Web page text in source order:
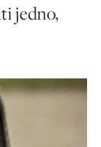
jedno,